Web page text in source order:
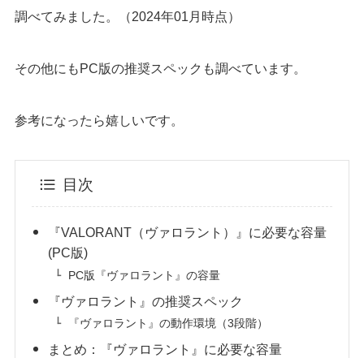
調べてみました。（2024年01月時点）
その他にもPC版の推奨スペックも調べています。
参考になったら嬉しいです。
目次
『VALORANT（ヴァロラント）』に必要な容量
(PC版)
PC版『ヴァロラント』の容量
『ヴァロラント』の推奨スペック
『ヴァロラント』の動作環境（3段階）
まとめ：『ヴァロラント』に必要な容量